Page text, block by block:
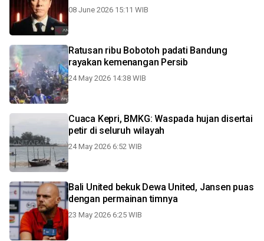
08 June 2026 15:11 WIB
Ratusan ribu Bobotoh padati Bandung
rayakan kemenangan Persib
24 May 2026 14:38 WIB
Cuaca Kepri, BMKG: Waspada hujan disertai
petir di seluruh wilayah
24 May 2026 6:52 WIB
Bali United bekuk Dewa United, Jansen puas
dengan permainan timnya
23 May 2026 6:25 WIB